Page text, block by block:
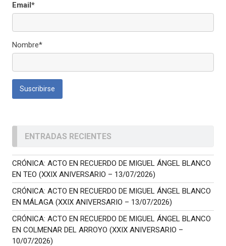
Email*
Nombre*
ENTRADAS RECIENTES
CRÓNICA: ACTO EN RECUERDO DE MIGUEL ÁNGEL BLANCO
EN TEO (XXIX ANIVERSARIO – 13/07/2026)
CRÓNICA: ACTO EN RECUERDO DE MIGUEL ÁNGEL BLANCO
EN MÁLAGA (XXIX ANIVERSARIO – 13/07/2026)
CRÓNICA: ACTO EN RECUERDO DE MIGUEL ÁNGEL BLANCO
EN COLMENAR DEL ARROYO (XXIX ANIVERSARIO –
10/07/2026)